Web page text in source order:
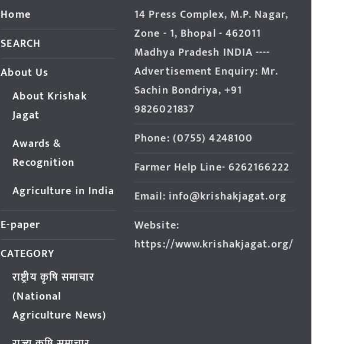
Home
SEARCH
About Us
About Krishak
Jagat
Awards &
Recognition
Agriculture in India
E-paper
CATEGORY
राष्ट्रीय कृषि समाचार
(National
Agriculture News)
14 Press Complex, M.P. Nagar,
Zone - 1, Bhopal - 462011
Madhya Pradesh INDIA ----
Advertisement Enquiry: Mr.
Sachin Bondriya, +91
9826021837
Phone: (0755) 4248100
Farmer Help Line- 6262166222
Email: info@krishakjagat.org
Website:
https://www.krishakjagat.org/